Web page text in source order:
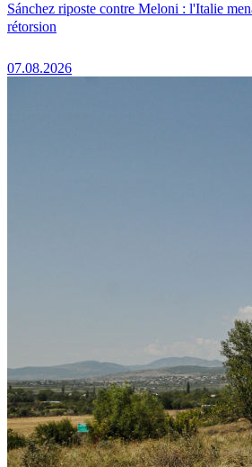
Sánchez riposte contre Meloni : l'Italie
rétorsion
07.08.2026